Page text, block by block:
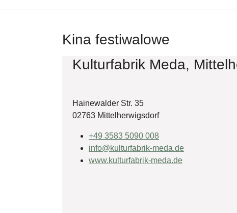
Kina festiwalowe
Kulturfabrik Meda,
Hainewalder Str. 35
02763 Mittelherwigsdorf
+49 3583 5090 008
info@kulturfabrik-meda.de
www.kulturfabrik-meda.de